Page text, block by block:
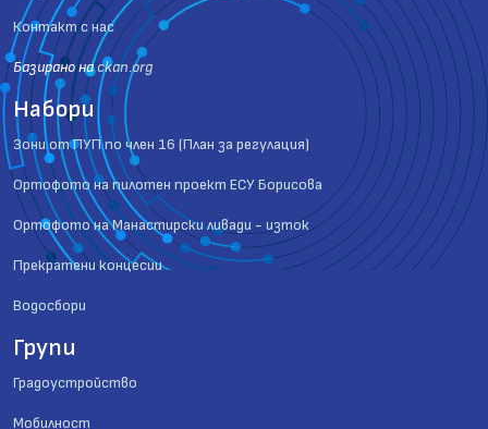
Контакт с нас
Базиранo наckan.org
Набори
Зони от ПУП по член 16 (План за регулация)
Ортофото на пилотен проект ЕСУ Борисова
Ортофото на Манастирски ливади - изток
Прекратени концесии
Водосбори
Групи
Градоустройство
Мобилност